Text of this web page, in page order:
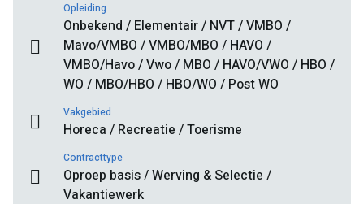
Opleiding
Onbekend / Elementair / NVT / VMBO /
Mavo/VMBO / VMBO/MBO / HAVO /
VMBO/Havo / Vwo / MBO / HAVO/VWO / HBO /
WO / MBO/HBO / HBO/WO / Post WO
Vakgebied
Horeca / Recreatie / Toerisme
Contracttype
Oproep basis / Werving & Selectie /
Vakantiewerk